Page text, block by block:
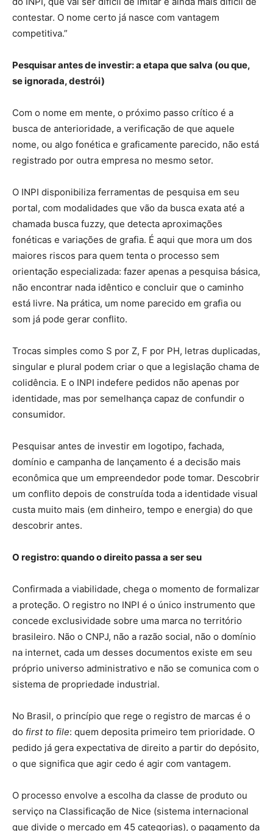
contestar. O nome certo já nasce com vantagem
competitiva.”
Pesquisar antes de investir: a etapa que salva (ou que,
se ignorada, destrói)
Com o nome em mente, o próximo passo crítico é a
busca de anterioridade, a verificação de que aquele
nome, ou algo fonética e graficamente parecido, não está
registrado por outra empresa no mesmo setor.
O INPI disponibiliza ferramentas de pesquisa em seu
portal, com modalidades que vão da busca exata até a
chamada busca fuzzy, que detecta aproximações
fonéticas e variações de grafia. É aqui que mora um dos
maiores riscos para quem tenta o processo sem
orientação especializada: fazer apenas a pesquisa básica,
não encontrar nada idêntico e concluir que o caminho
está livre. Na prática, um nome parecido em grafia ou
som já pode gerar conflito.
Trocas simples como S por Z, F por PH, letras duplicadas,
singular e plural podem criar o que a legislação chama de
colidência. E o INPI indefere pedidos não apenas por
identidade, mas por semelhança capaz de confundir o
consumidor.
Pesquisar antes de investir em logotipo, fachada,
domínio e campanha de lançamento é a decisão mais
econômica que um empreendedor pode tomar. Descobrir
um conflito depois de construída toda a identidade visual
custa muito mais (em dinheiro, tempo e energia) do que
descobrir antes.
O registro: quando o direito passa a ser seu
Confirmada a viabilidade, chega o momento de formalizar
a proteção. O registro no INPI é o único instrumento que
concede exclusividade sobre uma marca no território
brasileiro. Não o CNPJ, não a razão social, não o domínio
na internet, cada um desses documentos existe em seu
próprio universo administrativo e não se comunica com o
sistema de propriedade industrial.
No Brasil, o princípio que rege o registro de marcas é o
do first to file: quem deposita primeiro tem prioridade. O
pedido já gera expectativa de direito a partir do depósito,
o que significa que agir cedo é agir com vantagem.
O processo envolve a escolha da classe de produto ou
serviço na Classificação de Nice (sistema internacional
que divide o mercado em 45 categorias), o pagamento da